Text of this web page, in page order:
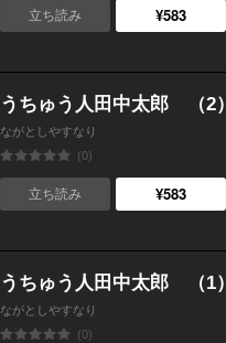
立ち読み ¥583
うちゅう人田中太郎 （2）
ながとしやすなり
(0)
立ち読み ¥583
うちゅう人田中太郎 （1）
ながとしやすなり
(0)